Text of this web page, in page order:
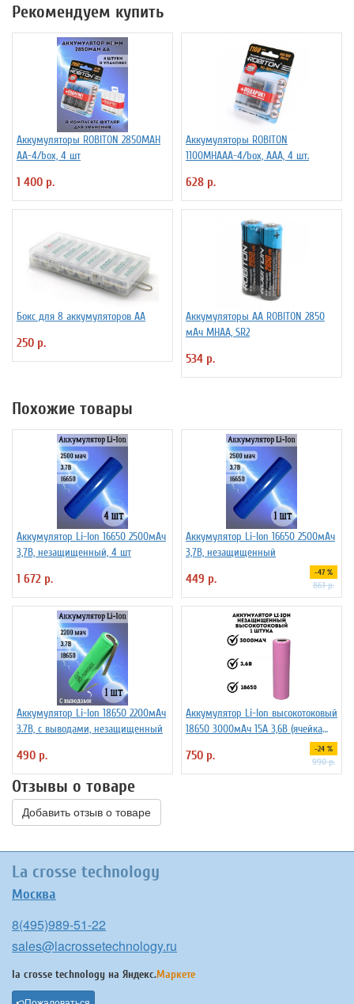
Рекомендуем купить
Аккумуляторы ROBITON 2850MAH
AA-4/box, 4 шт
1 400 р.
Аккумуляторы ROBITON
1100MHAAA-4/box, ААА, 4 шт.
628 р.
Бокс для 8 аккумуляторов АА
250 р.
Аккумуляторы АА ROBITON 2850
мАч MHAA, SR2
534 р.
Похожие товары
Аккумулятор Li-Ion 16650 2500мАч
3,7В, незащищенный, 4 шт
1 672 р.
Аккумулятор Li-Ion 16650 2500мАч
3,7В, незащищенный
449 р. -47 %
861 р.
Аккумулятор Li-Ion 18650 2200мАч
3.7В, с выводами, незащищенный
490 р.
Аккумулятор Li-Ion высокотоковый
18650 3000мАч 15А 3,6В (ячейка
незащищенный
750 р. -24 %
990 р.
Отзывы о товаре
Добавить отзыв о товаре
La crosse technology
Москва
8(495)989-51-22
sales@lacrossetechnology.ru
la crosse technology на Яндекс.Маркете